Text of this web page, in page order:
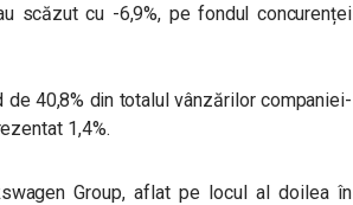
scăzut cu -6,9%, pe fondul concurenței
40,8% din totalul vânzărilor companiei-
1,4%.
Group, aflat pe locul al doilea în